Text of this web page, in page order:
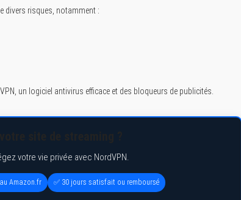
divers risques, notamment :
un logiciel antivirus efficace et des bloqueurs de publicités.
votre vie privée avec NordVPN.
Amazon.fr ✅ 30 jours satisfait ou remboursé